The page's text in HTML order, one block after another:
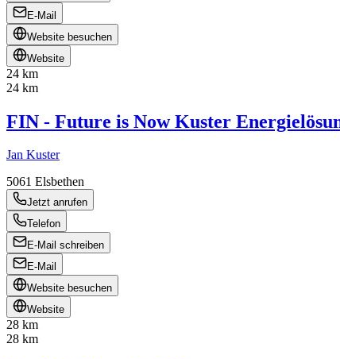
E-Mail
Website besuchen
Website
24 km
24 km
FIN - Future is Now Kuster
Jan Kuster
5061 Elsbethen
Jetzt anrufen
Telefon
E-Mail schreiben
E-Mail
Website besuchen
Website
28 km
28 km